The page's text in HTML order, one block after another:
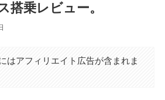
搭乗レビュー。
はアフィリエイト広告が含まれま